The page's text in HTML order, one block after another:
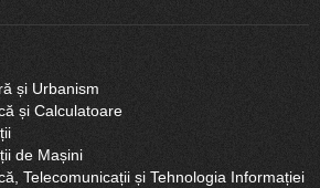
și Urbanism
și Calculatoare
de Mașini
Telecomunicații și Tehnologia Informației